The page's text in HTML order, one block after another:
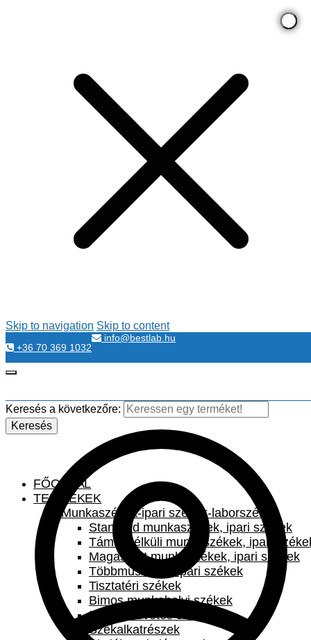
Skip to navigation Skip to content
+36 70 369 1032
info@bestlab.hu
Keresés a következőre:
Keresés
FŐOLDAL
TERMÉKEK
Munkaszékek-ipari székek-laborszékek
Standard munkaszékek, ipari székek
Támla nélküli munkaszékek, ipari
Magasított munkaszékek, ipari székek
Többműszakos ipari székek
Tisztatéri székek
Bimos munkahelyi székek
Irodai szövetes székek
Székalkatrészek